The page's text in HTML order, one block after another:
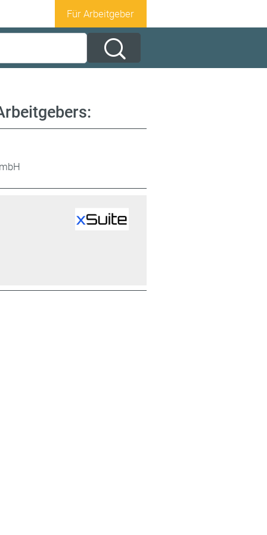
Für Arbeitgeber